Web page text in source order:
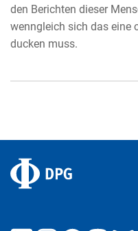
den Berichten dieser
wenngleich sich das eine
ducken muss.